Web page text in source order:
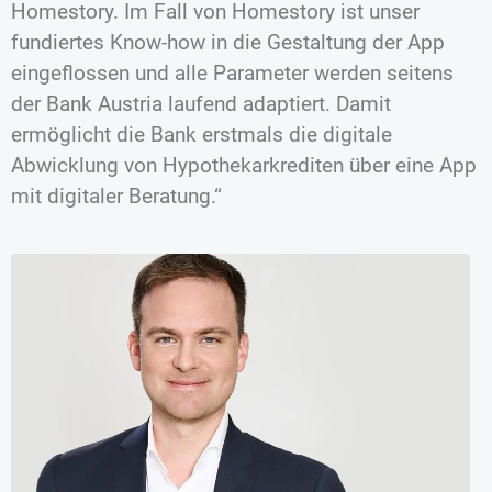
Homestory. Im Fall von Homestory ist unser
fundiertes Know-how in die Gestaltung der App
eingeflossen und alle Parameter werden seitens
der Bank Austria laufend adaptiert. Damit
ermöglicht die Bank erstmals die digitale
Abwicklung von Hypothekarkrediten über eine App
mit digitaler Beratung.“